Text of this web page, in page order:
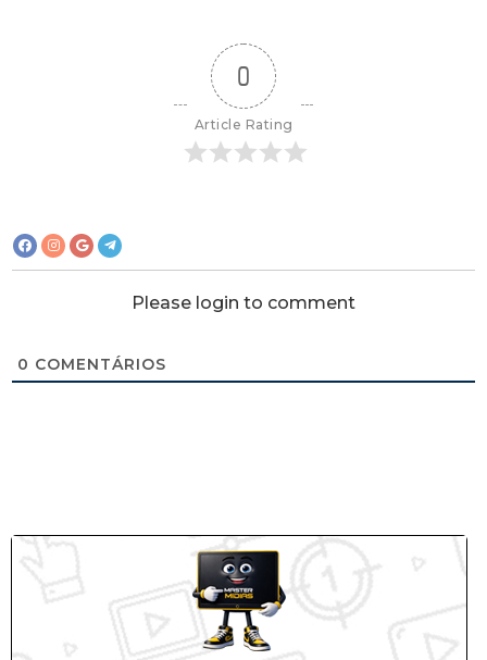
0
Article Rating
Please login to comment
0 COMENTÁRIOS